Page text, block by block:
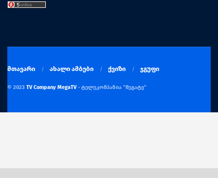
მთავარი ახალი ამბები ქვიზი ჯგუფი
© 2023 TV Company MegaTV- ტელეკომპანია "მეგატვ"